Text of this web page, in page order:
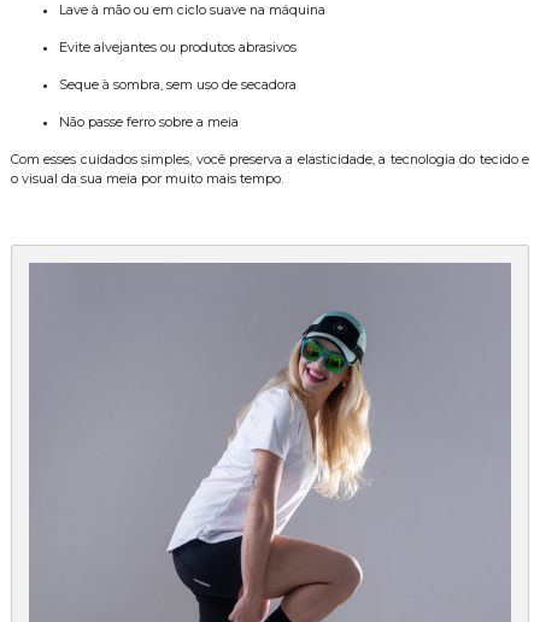
Lave à mão ou em ciclo suave na máquina
Evite alvejantes ou produtos abrasivos
Seque à sombra, sem uso de secadora
Não passe ferro sobre a meia
Com esses cuidados simples, você preserva a elasticidade, a tecnologia do tecido e
o visual da sua meia por muito mais tempo.